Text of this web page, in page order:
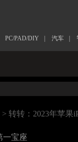
PC/PAD/DIY 汽车
> 转转：2023年苹果